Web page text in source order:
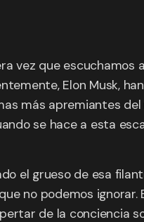
vez que escuchamos
Elon Musk,
más apremiantes
se hace a esta
el grueso de esa
no podemos ignorar.
de la conciencia